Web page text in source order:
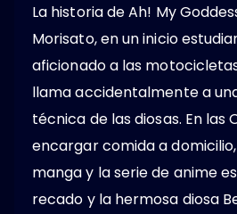
La historia de Ah! My
Morisato, en un inicio
aficionado a las
llama accidentalmente a
técnica de las diosas. En las
encargar comida a
manga y la serie de anime
recado y la hermosa diosa